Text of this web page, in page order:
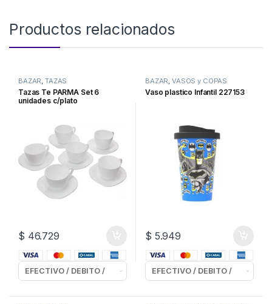
Productos relacionados
BAZAR,TAZAS
Tazas Te PARMA Set 6
unidades c/plato
$ 46.729
BAZAR,VASOS y COPAS
Vaso plastico Infantil 227153
$ 5.949